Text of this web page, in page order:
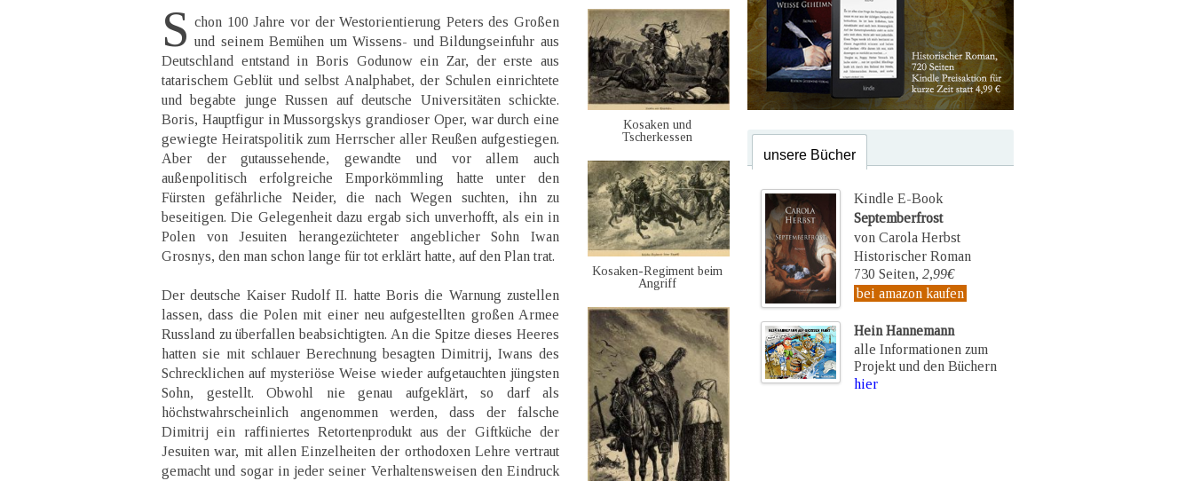
S chon 100 Jahre vor der Westorientierung Peters des Großen
und seinem Bemühen um Wissens- und Bildungseinfuhr aus
Deutschland entstand in Boris Godunow ein Zar, der erste aus
tatarischem Geblüt und selbst Analphabet, der Schulen einrichtete
und begabte junge Russen auf deutsche Universitäten schickte.
Boris, Hauptfigur in Mussorgskys grandioser Oper, war durch eine
gewiegte Heiratspolitik zum Herrscher aller Reußen aufgestiegen.
Aber der gutaussehende, gewandte und vor allem auch
außenpolitisch erfolgreiche Emporkömmling hatte unter den
Fürsten gefährliche Neider, die nach Wegen suchten, ihn zu
beseitigen. Die Gelegenheit dazu ergab sich unverhofft, als ein in
Polen von Jesuiten herangezüchteter angeblicher Sohn Iwan
Grosnys, den man schon lange für tot erklärt hatte, auf den Plan trat.
Der deutsche Kaiser Rudolf II. hatte Boris die Warnung zustellen
lassen, dass die Polen mit einer neu aufgestellten großen Armee
Russland zu überfallen beabsichtigten. An die Spitze dieses Heeres
hatten sie mit schlauer Berechnung besagten Dimitrij, Iwans des
Schrecklichen auf mysteriöse Weise wieder aufgetauchten jüngsten
Sohn, gestellt. Obwohl nie genau aufgeklärt, so darf als
höchstwahrscheinlich angenommen werden, dass der falsche
Dimitrij ein raffiniertes Retortenprodukt aus der Giftküche der
Jesuiten war, mit allen Einzelheiten der orthodoxen Lehre vertraut
gemacht und sogar in jeder seiner Verhaltensweisen den Eindruck
Kosaken und
Tscherkessen
Kosaken-Regiment beim
Angriff
unsere Bücher
Kindle E-Book
Septemberfrost
von Carola Herbst
Historischer Roman
730 Seiten, 2,99€
bei amazon kaufen
Hein Hannemann
alle Informationen zum
Projekt und den Büchern
hier